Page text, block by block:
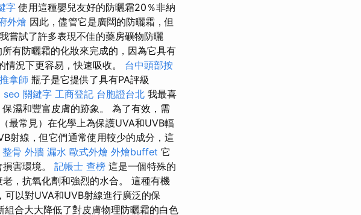
字 使用這種嬰兒友好的防曬霜20％非納
外燴 因此，儘管它是廣闊的防曬霜，但
嘗試了許多表現不佳的藥房礦物防曬
有防曬霜的化妝來完成的，因為它具有
況下更容易，快速吸收。 台中頭部按
推拿師 瓶子是它提供了具有PA評級
seo 關鍵字 工商登記 台胞證台北 我最喜
濕和豐富皮膚的跡象。 為了有效，需
最常見）在化學上為保護UVA和UVB輻
射線，但它們通常使用較少的成分，這
骨 外牆 漏水 歐式外燴 外燴buffet 它
害環境。 記帳士 查榜 這是一個特殊的
，抗氧化劑和強烈的水合。 這種有機
以對UVA和UVB射線進行廣泛的保
組合大大降低了對皮膚物理防曬霜的白色